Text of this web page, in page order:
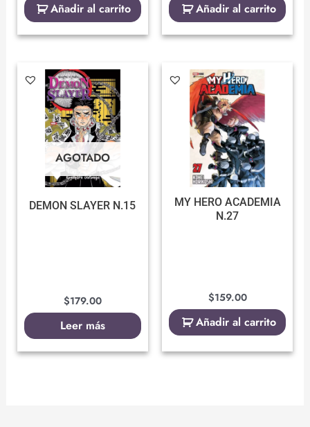
Añadir al carrito Añadir al carrito
AGOTADO
DEMON SLAYER N.15
$179.00
Leer más
MY HERO ACADEMIA
N.27
$159.00
Añadir al carrito